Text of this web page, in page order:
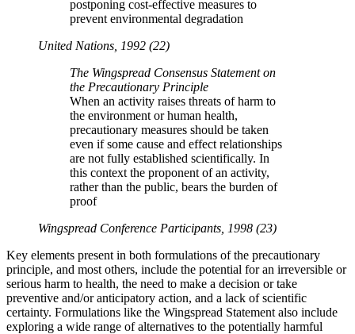
postponing cost-effective measures to
prevent environmental degradation
United Nations, 1992 (22)
The Wingspread Consensus Statement on
the Precautionary Principle
When an activity raises threats of harm to
the environment or human health,
precautionary measures should be taken
even if some cause and effect relationships
are not fully established scientifically. In
this context the proponent of an activity,
rather than the public, bears the burden of
proof
Wingspread Conference Participants, 1998 (23)
Key elements present in both formulations of the precautionary
principle, and most others, include the potential for an irreversible or
serious harm to health, the need to make a decision or take
preventive and/or anticipatory action, and a lack of scientific
certainty. Formulations like the Wingspread Statement also include
exploring a wide range of alternatives to the potentially harmful